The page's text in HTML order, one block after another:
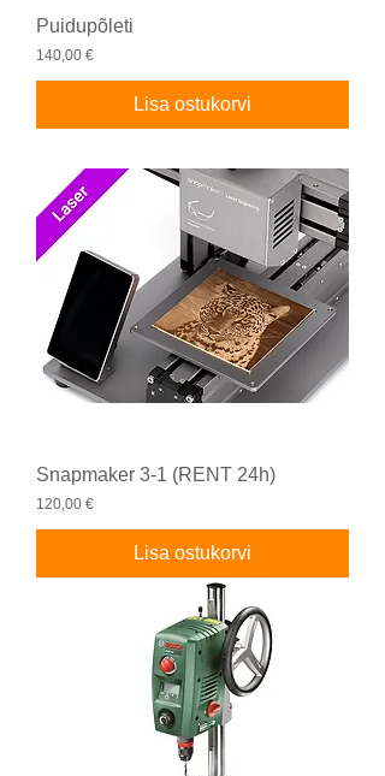
Puidupõleti
Price
140,00 €
Lisa ostukorvi
Snapmaker 3-1 (RENT 24h)
Price
120,00 €
Lisa ostukorvi